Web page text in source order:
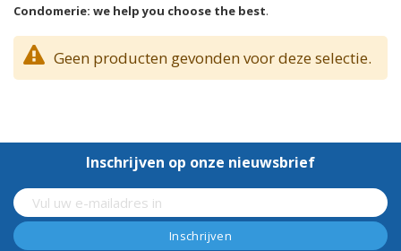
Condomerie: we help you choose the best.
Geen producten gevonden voor deze selectie.
Inschrijven op onze nieuwsbrief